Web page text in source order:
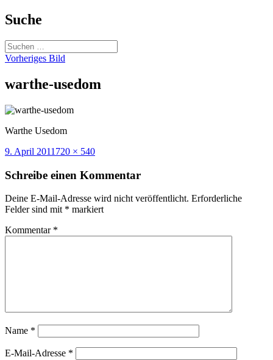
Suche
Suchen
nach:
Vorheriges Bild
warthe-usedom
Warthe Usedom
Veröffentlicht
9. April 2011 Volle
720 × 540
Schreibe einen Kommentar
Deine E-Mail-Adresse wird nicht veröffentlicht. Erforderliche
Felder sind mit * markiert
Kommentar *
Name *
E-Mail-Adresse *